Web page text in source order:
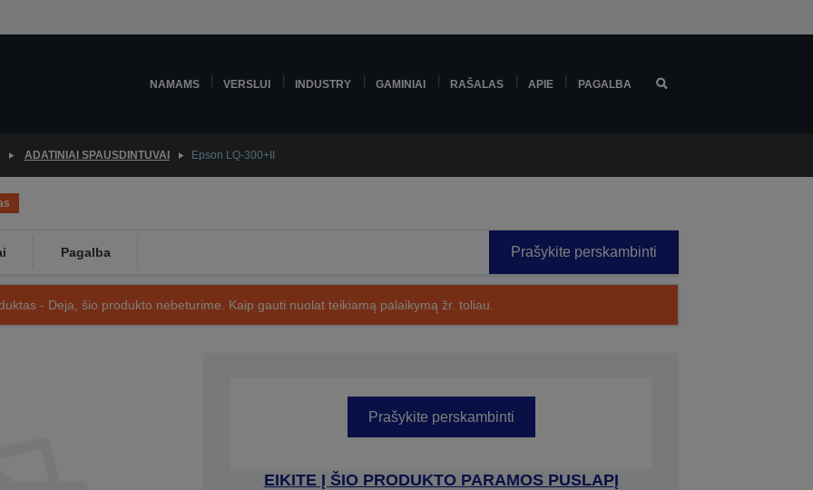
NAMAMS VERSLUI INDUSTRY GAMINIAI RAŠALAS APIE PAGALBA
ADATINIAI SPAUSDINTUVAI Epson LQ-300+II
Pagalba Prašykite perskambinti
- Deja, šio produkto nebeturime. Kaip gauti nuolat teikiamą palaikymą žr. toliau.
Prašykite perskambinti
EIKITE Į ŠIO PRODUKTO PARAMOS PUSLAPĮ